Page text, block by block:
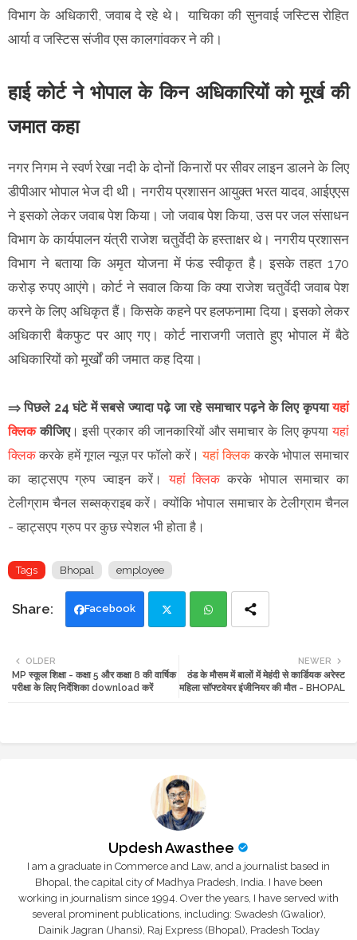
विभाग के अधिकारी, जवाब दे रहे थे। याचिका की सुनवाई जस्टिस रोहित
आर्या व जस्टिस संजीव एस कालगांवकर ने की।
हाई कोर्ट ने भोपाल के किन अधिकारियों को मूर्ख की
जमात कहा
नगर निगम ने स्वर्ण रेखा नदी के दोनों किनारों पर सीवर लाइन डालने के लिए
डीपीआर भोपाल भेज दी थी। नगरीय प्रशासन आयुक्त भरत यादव, आईएएस
ने इसको लेकर जवाब पेश किया। जो जवाब पेश किया, उस पर जल संसाधन
विभाग के कार्यपालन यंत्री राजेश चतुर्वेदी के हस्ताक्षर थे। नगरीय प्रशासन
विभाग ने बताया कि अमृत योजना में फंड स्वीकृत है। इसके तहत 170
करोड़ रुपए आएंगे। कोर्ट ने सवाल किया कि क्या राजेश चतुर्वेदी जवाब पेश
करने के लिए अधिकृत हैं। किसके कहने पर हलफनामा दिया। इसको लेकर
अधिकारी बैकफुट पर आए गए। कोर्ट नाराजगी जताते हुए भोपाल में बैठे
अधिकारियों को मूर्खों की जमात कह दिया।
⇒ पिछले 24 घंटे में सबसे ज्यादा पढ़े जा रहे समाचार पढ़ने के लिए कृपयायहां
क्लिककीजिए।इसी प्रकार की जानकारियों और समाचार के लिए कृपयायहां
क्लिककरके हमें गूगल न्यूज़ पर फॉलो करें।यहां क्लिककरके भोपाल समाचार
का व्हाट्सएप ग्रुप ज्वाइन करें। यहां क्लिककरके भोपाल समाचार का
टेलीग्राम चैनल सब्सक्राइब करें।क्योंकि भोपाल समाचार के टेलीग्राम चैनल
- व्हाट्सएप ग्रुप पर कुछ स्पेशल भी होता है।
Tags Bhopal employee
Facebook
tte ats
NEWER
ठंड के मौसम में बालों में मेहंदी से कार्डियक अरेस्ट
महिला सॉफ्टवेयर इंजीनियर की मौत - BHOPAL
OLDER
MP स्कूल शिक्षा - कक्षा 5 और कक्षा 8 की वार्षिक
परीक्षा के लिए निर्देशिका download करें
Updesh Awasthee
I am a graduate in Commerce and Law, and a journalist based in
Bhopal, the capital city of Madhya Pradesh, India. I have been
working in journalism since 1994. Over the years, I have served with
several prominent publications, including: Swadesh (Gwalior),
Dainik Jagran (Jhansi), Raj Express (Bhopal), Pradesh Today